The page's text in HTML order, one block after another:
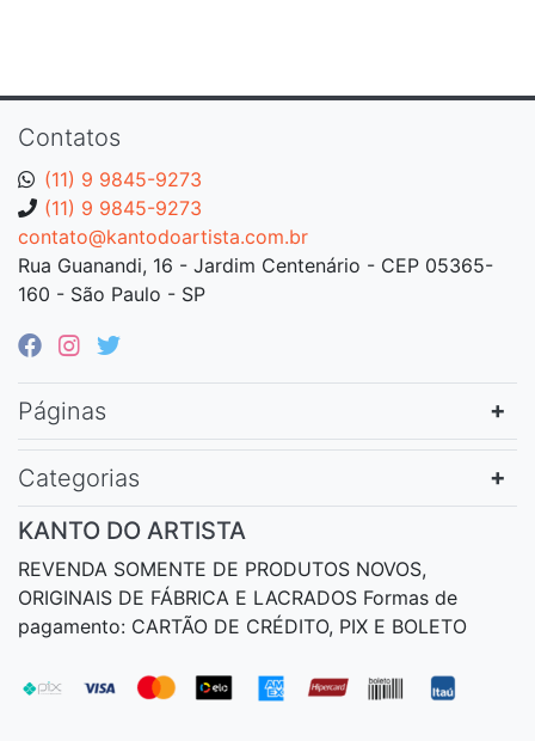
Contatos
(11) 9 9845-9273
(11) 9 9845-9273
contato@kantodoartista.com.br
Rua Guanandi, 16 - Jardim Centenário - CEP 05365-
160 - São Paulo - SP
Páginas
Categorias
KANTO DO ARTISTA
REVENDA SOMENTE DE PRODUTOS NOVOS,
ORIGINAIS DE FÁBRICA E LACRADOS Formas de
pagamento: CARTÃO DE CRÉDITO, PIX E BOLETO